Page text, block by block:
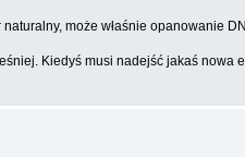
może właśnie opanowanie
Kiedyś musi nadejść jakaś nowa